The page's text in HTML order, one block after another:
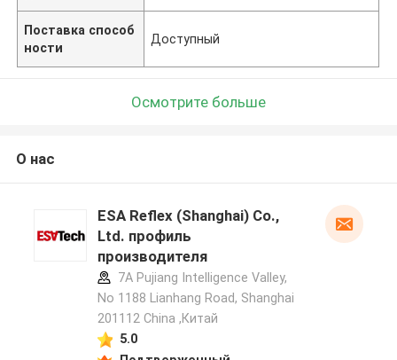
Поставка способ
ности
Доступный
Осмотрите больше
О нас
ESA Reflex (Shanghai) Co.,
Ltd. профиль
производителя
7A Pujiang Intelligence Valley,
No 1188 Lianhang Road, Shanghai
201112 China ,Китай
5.0